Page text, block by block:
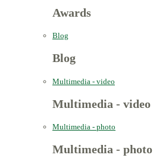
Awards
Blog
Blog
Multimedia - video
Multimedia - video
Multimedia - photo
Multimedia - photo